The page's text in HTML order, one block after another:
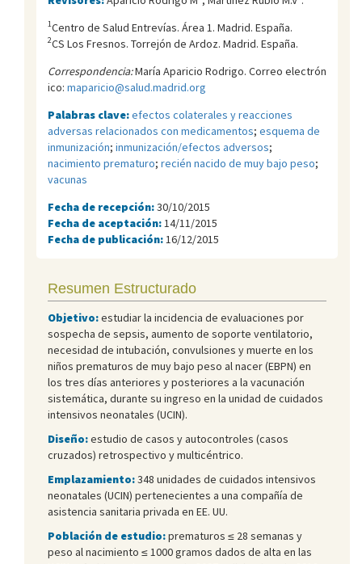
1Centro de Salud Entreví­as. Área 1. Madrid. España.
2CS Los Fresnos. Torrejón de Ardoz. Madrid. España.
Correspondencia:María Aparicio Rodrigo. Correo electrón
ico: maparicio@salud.madrid.org
Palabras clave:efectos colaterales y reacciones
adversas relacionados con medicamentos; esquema de
inmunización; inmunización/efectos adversos;
nacimiento prematuro; recién nacido de muy bajo peso;
vacunas
Fecha de recepción:30/10/2015
Fecha de aceptación: 14/11/2015
Fecha de publicación: 16/12/2015
Resumen Estructurado
Objetivo:estudiar la incidencia de evaluaciones por
sospecha de sepsis, aumento de soporte ventilatorio,
necesidad de intubación, convulsiones y muerte en los
niños prematuros de muy bajo peso al nacer (EBPN) en
los tres días anteriores y posteriores a la vacunación
sistemática, durante su ingreso en la unidad de cuidados
intensivos neonatales (UCIN).
Diseño:estudio de casos y autocontroles (casos
cruzados) retrospectivo y multicéntrico.
Emplazamiento:348 unidades de cuidados intensivos
neonatales (UCIN) pertenecientes a una compañía de
asistencia sanitaria privada en EE. UU.
Población de estudio:prematuros ≤ 28 semanas y
peso al nacimiento ≤ 1000 gramos dados de alta en las